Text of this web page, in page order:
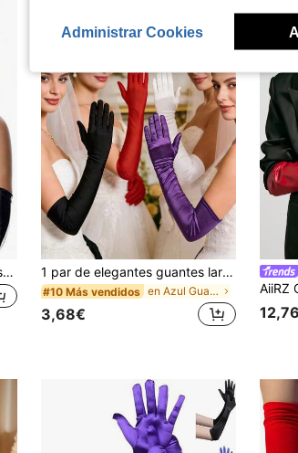
1/2 par de guantes largos ajustados de cuero charol sexy para cosplay, guantes de actuación de pole dance estilo europeo y americano 1 par de elegantes guantes largos de satén para novia, guantes largos formales elásticos multicolor, perfectos para boda, dama de honor, baile, fiesta de noche, fiesta de cóctel, accesorio de atuendo vintage
#10 Más vendidos en Azul Guantes de encaje
3,68€
Administrar Cookies